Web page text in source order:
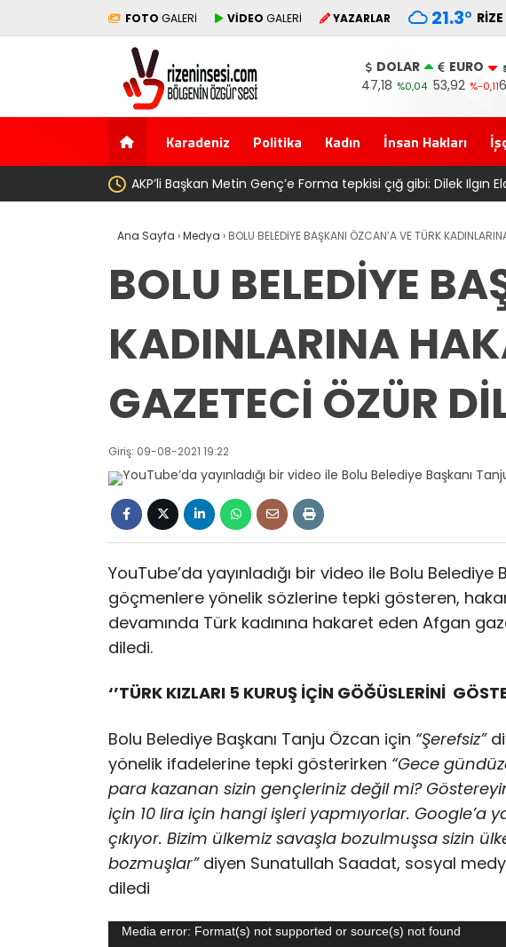
FOTO GALERİ VİDEO GALERİ YAZARLAR 21.3° RIZE
DOLAR
47,18 %0,04
EURO
53,92 %-0,11
Karadeniz Politika Kadın İnsan Hakları
Genç, köyünde babasının toprağını satarak Salah transferi sonrası
Ana Sayfa ›Medya › BOLU BELEDİYE BAŞKANI ÖZCAN’A VE TÜRK
BOLU BELEDİYE
KADINLARINA
GAZETECİ ÖZÜR
Giriş: 09-08-2021 19:22
YouTube’da yayınladığı bir video ile Bolu Belediye
göçmenlere yönelik sözlerine tepki gösteren,
devamında Türk kadınına hakaret eden Afgan
diledi.
‘’TÜRK KIZLARI 5 KURUŞ İÇİN GÖĞÜSLERİNİ
Bolu Belediye Başkanı Tanju Özcan için “Şerefsiz”
yönelik ifadelerine tepki gösterirken “Gece
para kazanan sizin gençleriniz değil mi?
için 10 lira için hangi işleri yapmıyorlar. Google’a
çıkıyor. Bizim ülkemiz savaşla bozulmuşsa sizin
bozmuşlar”diyen Sunatullah Saadat, sosyal
diledi
Video
Media error: Format(s) not supported or source(s) not found